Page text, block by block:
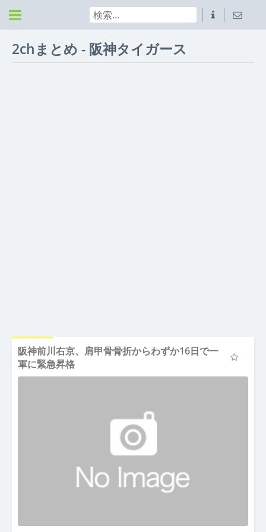
2chまとめ - 阪神タイガース
阪神前川右京、肩甲骨骨折からわずか16日で一
軍に緊急昇格